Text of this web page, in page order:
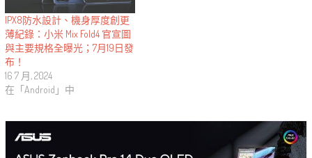
IPX8防水設計、機身厚度創更
薄紀錄：小米 Mix Fold4 官宣圖
與主要規格全曝光；7月19日發
布！
16 7 月, 2024
在「Android」中